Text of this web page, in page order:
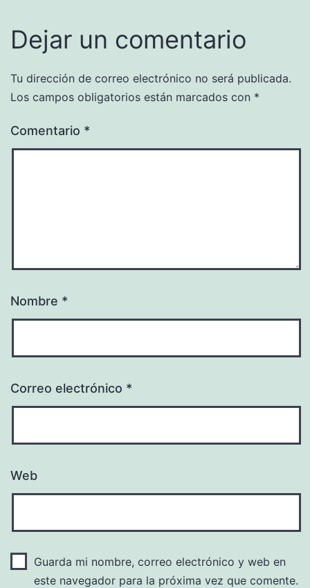
Dejar un comentario
Tu dirección de correo electrónico no será publicada.
Los campos obligatorios están marcados con *
Comentario *
Nombre *
Correo electrónico *
Web
Guarda mi nombre, correo electrónico y web en
este navegador para la próxima vez que comente.